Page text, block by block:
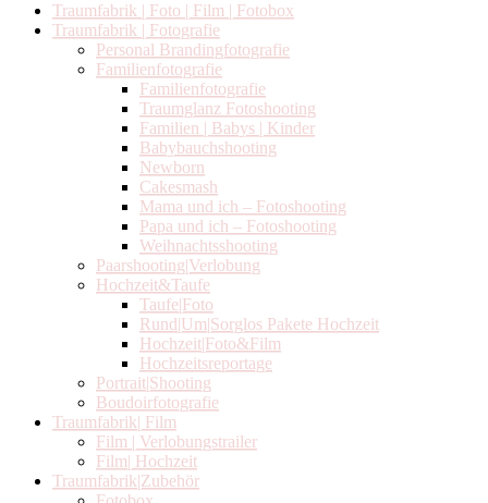
Traumfabrik | Foto | Film | Fotobox
Traumfabrik | Fotografie
Personal Brandingfotografie
Familienfotografie
Familienfotografie
Traumglanz Fotoshooting
Familien | Babys | Kinder
Babybauchshooting
Newborn
Cakesmash
Mama und ich – Fotoshooting
Papa und ich – Fotoshooting
Weihnachtsshooting
Paarshooting|Verlobung
Hochzeit&Taufe
Taufe|Foto
Rund|Um|Sorglos Pakete Hochzeit
Hochzeit|Foto&Film
Hochzeitsreportage
Portrait|Shooting
Boudoirfotografie
Traumfabrik| Film
Film | Verlobungstrailer
Film| Hochzeit
Traumfabrik|Zubehör